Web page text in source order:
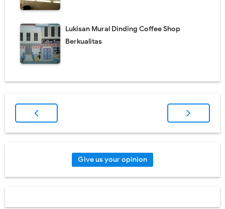
Lukisan Mural Dinding Coffee Shop
Berkualitas
Give us your opinion